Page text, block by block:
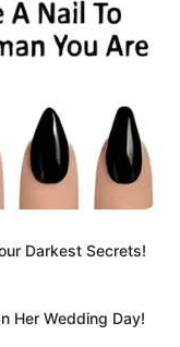
Darkest Secrets!
Her Wedding Day!